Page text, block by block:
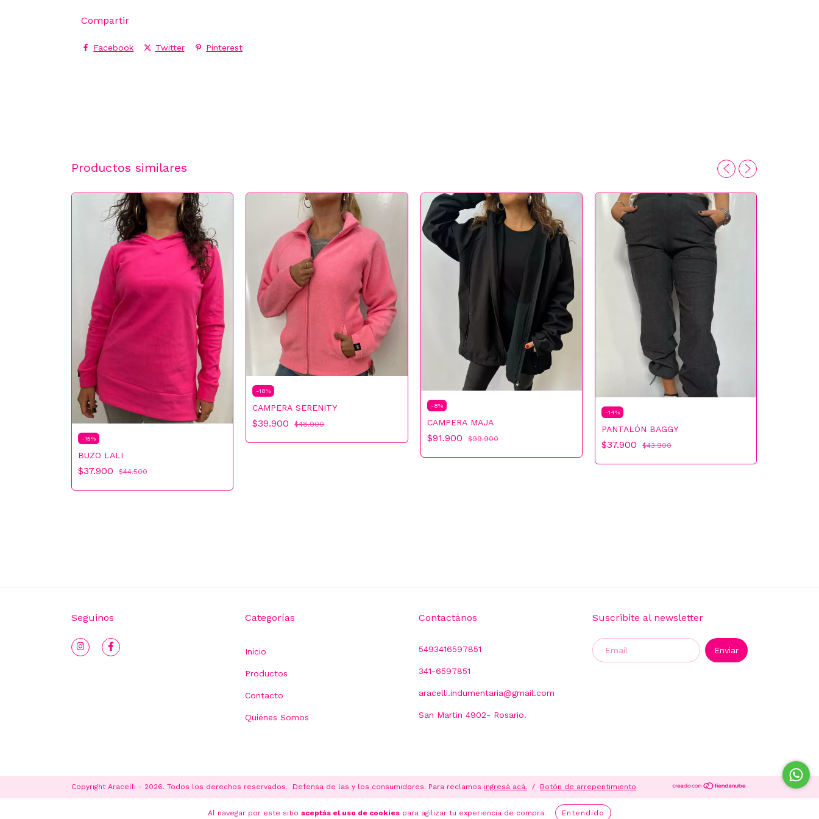
Al navegar por este sitio aceptás el uso de cookies para agilizar tu experiencia de compra. Entendido
Compartir
Facebook Twitter Pinterest
Productos similares
-15%
BUZO LALI
$37.900 $44.500
-18%
CAMPERA SERENITY
$39.900 $48.900
-8%
CAMPERA MAJA
$91.900 $99.900
-14%
PANTALÓN BAGGY
$37.900 $43.900
Seguinos Categorías
Inicio
Productos
Contacto
Quiénes Somos
Contactános
5493416597851
341-6597851
aracelli.indumentaria@gmail.com
San Martin 4902- Rosario.
Suscribite al newsletter
Copyright Aracelli - 2026. Todos los derechos reservados. Defensa de las y los consumidores. Para reclamos ingresá acá. / Botón de arrepentimiento